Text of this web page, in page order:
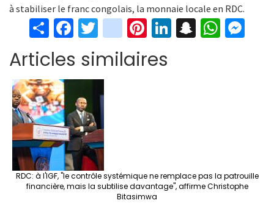
à stabiliser le franc congolais, la monnaie locale en RDC.
S
h
ar
e
Fa
ce
b
o
o
k
T
wi
tt
er
in
st
ag
Pi
er
Li S W
Articles similaires
RDC: à l'IGF, "le contrôle systémique ne remplace pas la patrouille
financière, mais la subtilise davantage", affirme Christophe
Bitasimwa